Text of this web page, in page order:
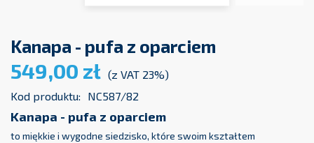
Kanapa - pufa z oparciem
549,00 zł (z VAT 23%)
Kod produktu:
NC587/82
Kanapa - pufa z oparciem
to miękkie i wygodne siedzisko, które swoim kształtem